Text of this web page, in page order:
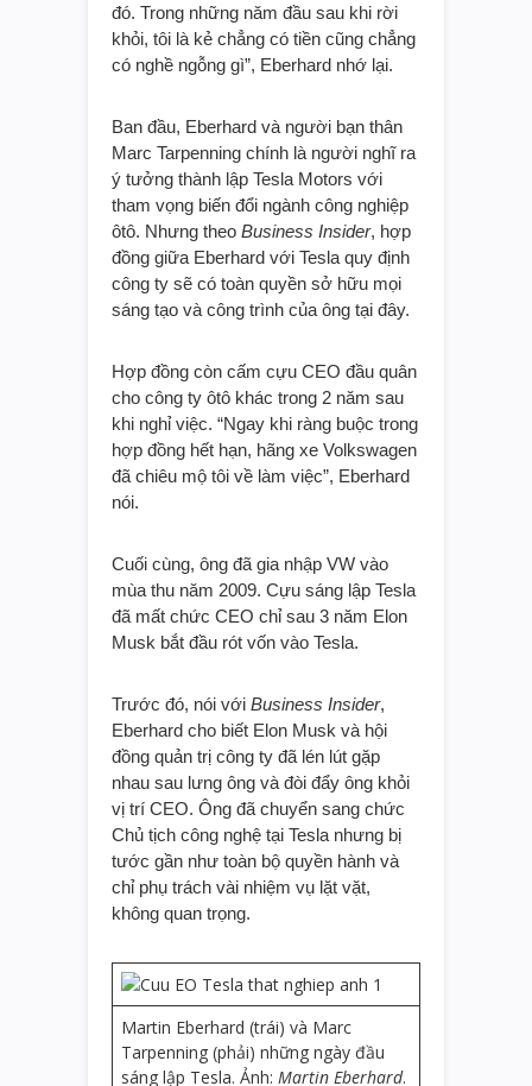
đó. Trong những năm đầu sau khi rời
khỏi, tôi là kẻ chẳng có tiền cũng chẳng
có nghề ngỗng gì”, Eberhard nhớ lại.
Ban đầu, Eberhard và người bạn thân
Marc Tarpenning chính là người nghĩ ra
ý tưởng thành lập Tesla Motors với
tham vọng biến đổi ngành công nghiệp
ôtô. Nhưng theo Business Insider, hợp
đồng giữa Eberhard với Tesla quy định
công ty sẽ có toàn quyền sở hữu mọi
sáng tạo và công trình của ông tại đây.
Hợp đồng còn cấm cựu CEO đầu quân
cho công ty ôtô khác trong 2 năm sau
khi nghỉ việc. “Ngay khi ràng buộc trong
hợp đồng hết hạn, hãng xe Volkswagen
đã chiêu mộ tôi về làm việc”, Eberhard
nói.
Cuối cùng, ông đã gia nhập VW vào
mùa thu năm 2009. Cựu sáng lập Tesla
đã mất chức CEO chỉ sau 3 năm Elon
Musk bắt đầu rót vốn vào Tesla.
Trước đó, nói với Business Insider,
Eberhard cho biết Elon Musk và hội
đồng quản trị công ty đã lén lút gặp
nhau sau lưng ông và đòi đẩy ông khỏi
vị trí CEO. Ông đã chuyển sang chức
Chủ tịch công nghệ tại Tesla nhưng bị
tước gần như toàn bộ quyền hành và
chỉ phụ trách vài nhiệm vụ lặt vặt,
không quan trọng.
Martin Eberhard (trái) và Marc
Tarpenning (phải) những ngày đầu
sáng lập Tesla. Ảnh: Martin Eberhard.